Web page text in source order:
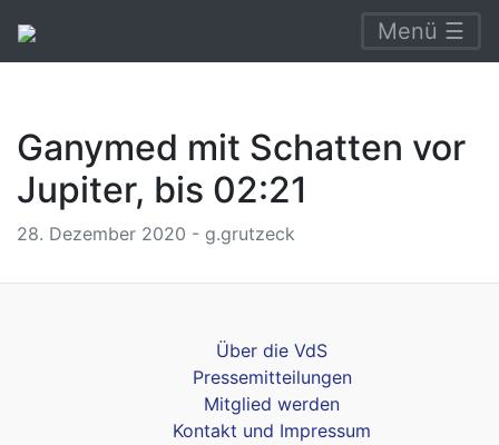
Menü ☰
Ganymed mit Schatten vor
Jupiter, bis 02:21
28. Dezember 2020 - g.grutzeck
Über die VdS
Pressemitteilungen
Mitglied werden
Kontakt und Impressum